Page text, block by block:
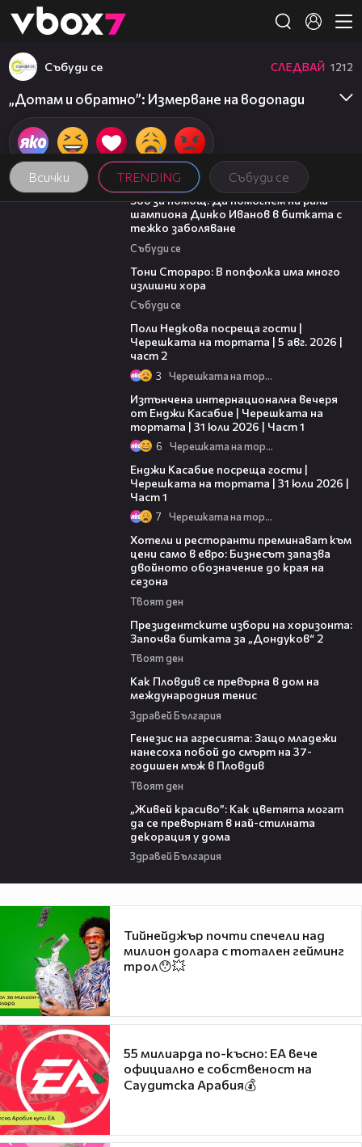
👾
Всички TRENDING Събуди се
Събуди се СЛЕДВАЙ 1212
„Дотам и обратно”: Измерване на водопади
03:29
Зов за помощ: Да помогнем на рали
шампиона Динко Иванов в битката с
тежко заболяване
Събуди се
Тони Стораро: В попфолка има много
излишни хора
Събуди се
Поли Недкова посреща гости |
Черешката на тортата | 5 авг. 2026 |
част 2
3 Черешката на тортата
Изтънчена интернационална вечеря
от Енджи Касабие | Черешката на
тортата | 31 юли 2026 | Част 1
6 Черешката на тортата
Енджи Касабие посреща гости |
Черешката на тортата | 31 юли 2026 |
Част 1
7 Черешката на тортата
Хотели и ресторанти преминават към
цени само в евро: Бизнесът запазва
двойното обозначение до края на
сезона
Твоят ден
Президентските избори на хоризонта:
Започва битката за „Дондуков“ 2
Твоят ден
Как Пловдив се превърна в дом на
международния тенис
Здравей България
Генезис на агресията: Защо младежи
нанесоха побой до смърт на 37-
годишен мъж в Пловдив
Твоят ден
„Живей красиво”: Как цветята могат
да се превърнат в най-стилната
декорация у дома
Здравей България
Тийнейджър почти спечели над
милион долара с тотален гейминг
трол😯💥
55 милиарда по-късно: EA вече
официално е собственост на
Саудитска Арабия💰